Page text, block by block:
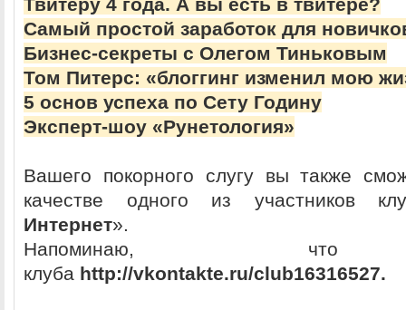
Самый простой заработок для
Бизнес-секреты с Олегом Тиньковым
Том Питерс: «блоггинг изменил мою
5 основ успеха по Сету Годину
Эксперт-шоу «Рунетология»
Вашего покорного слугу вы также
качестве одного из участников
Интернет».
Напоминаю,
клуба http://vkontakte.ru/club16316527.